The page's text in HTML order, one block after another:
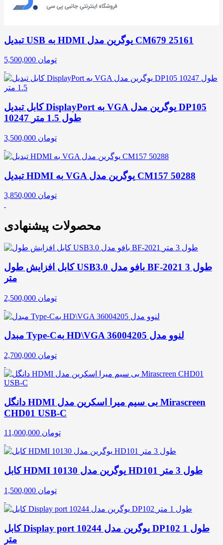
تبدیل USB به HDMI یوگرین مدل CM679 25161
5,500,000 تومان
کابل تبدیل DisplayPort به VGA یوگرین مدل DP105
10247 طول 1.5 متر
3,500,000 تومان
تبدیل HDMI به VGA یوگرین مدل CM157 50288
3,850,000 تومان
محصولات پیشنهادی
کابل افزایش طول USB3.0 بافو مدل BF-2021 طول 3
متر
2,500,000 تومان
مبدل Type-Cبه HD\VGA لنوو مدل 36004205
2,700,000 تومان
دانگل HDMI بی سیم میرا اسکرین مدل Mirascreen
CHD01 USB-C
11,000,000 تومان
کابل HDMI یوگرین مدل 10130 HD101 طول 3 متر
1,500,000 تومان
کابل Display port یوگرین مدل 10244 DP102 طول 1
متر